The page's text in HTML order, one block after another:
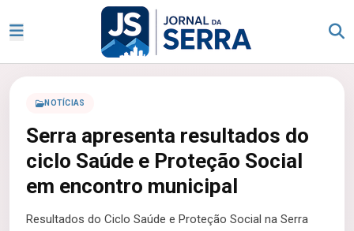
NOTÍCIAS
Serra apresenta resultados do
ciclo Saúde e Proteção Social
em encontro municipal
Resultados do Ciclo Saúde e Proteção Social na Serra